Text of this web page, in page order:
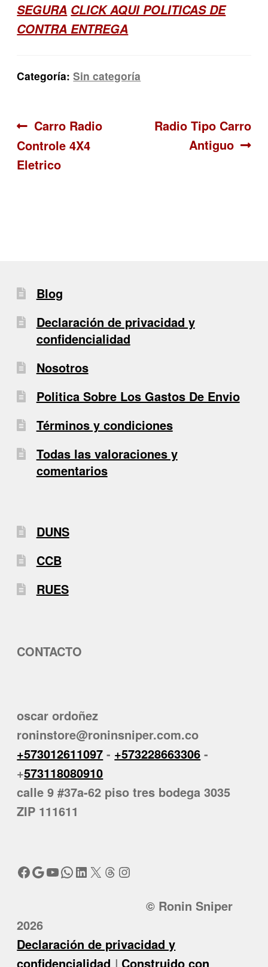
SEGURA CLICK AQUI POLITICAS DE
CONTRA ENTREGA
Categoría:Sin categoría
Navegación
de
Anterior:
Carro Radio
Controle 4X4
Eletrico
Siguiente:
Radio Tipo Carro
Antiguo
Blog
Declaración de privacidad y
confidencialidad
Nosotros
Politica Sobre Los Gastos De Envio
Términos y condiciones
Todas las valoraciones y
comentarios
DUNS
CCB
RUES
CONTACTO
oscar ordoñez
roninstore@roninsniper.com.co
+573012611097 - +573228663306 -
+573118080910
calle 9 #37a-62 piso tres bodega 3035
ZIP 111611
Facebook
Google
YouTube
WhatsApp
LinkedIn
X Threads
Instagram
© Ronin Sniper
2026
Declaración de privacidad y
confidencialidad
Construido con